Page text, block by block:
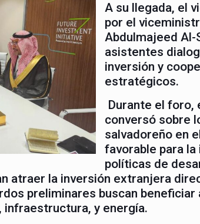
A su llegada, el
por el
Abdulmajeed Al-
asistentes
inversión y
estratégicos.
Durante el foro,
conversó sobre
salvadoreño en
favorable para
políticas de
atraer la inversión extranjera
preliminares buscan beneficiar
infraestructura, y energía.